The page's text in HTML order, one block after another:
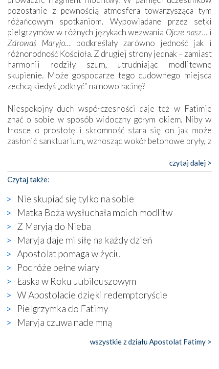
pozostanie z pewnością atmosfera towarzysząca tym
różańcowym spotkaniom. Wypowiadane przez setki
pielgrzymów w różnych językach wezwania Ojcze nasz… i
Zdrowaś Maryjo… podkreślały zarówno jedność jak i
różnorodność Kościoła. Z drugiej strony jednak – zamiast
harmonii rodziły szum, utrudniając modlitewne
skupienie. Może gospodarze tego cudownego miejsca
zechcą kiedyś „odkryć” na nowo łacinę?
Niespokojny duch współczesności daje też w Fatimie
znać o sobie w sposób widoczny gołym okiem. Niby w
trosce o prostotę i skromność stara się on jak może
zasłonić sanktuarium, wznosząc wokół betonowe bryły, z
katolickiego kultu. Tylko co wspólnego z żywą,
autentyczną wiarą mogą mieć płaskie, szare bunkry albo
kaplice, w których Tabernakulum przypomina bardziej
skrzynkę na narzędzia? Albo co powiedzieć o ustawionym
tuż przy nowej bazylice wielkim krzyżu, na którym
zamiast Chrystusa umieszczono dziwaczną postać jakby
wyjętą ze starożytnych hieroglifów? W kulturowym
kontekście naszych czasów to raczej karykatura niż godny
wizerunek Zbawiciela…
Zatem nawet w bezpośrednim otoczeniu sanktuarium
naocznie przekonaliśmy się, że wewnątrz Kościoła toczy
się ogromna walka o kształt katolicyzmu i o serca
wierzących. Do czego to zmaganie może prowadzić,
widzieliśmy w urokliwym, niewielkim mieście Obidos,
gdzie w miejscu dawnego kościoła działa dzisiaj…
księgarnia.
Nasze pielgrzymkowe wyprawy, których celem były
czytaj dalej >
Czytaj także:
Nie skupiać się tylko na sobie
Matka Boża wysłuchała moich modlitw
Z Maryją do Nieba
Maryja daje mi siłę na każdy dzień
Apostolat pomaga w życiu
Podróże pełne wiary
Łaska w Roku Jubileuszowym
W Apostolacie dzięki redemptoryście
Pielgrzymka do Fatimy
Maryja czuwa nade mną
wszystkie z działu Apostolat Fatimy >